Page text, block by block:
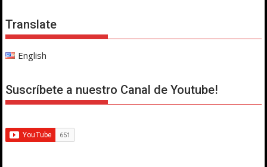
Translate
English
Suscríbete a nuestro Canal de Youtube!